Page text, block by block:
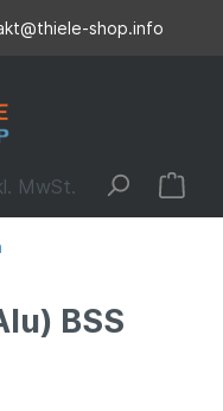
shop.info
MwSt.
BSS